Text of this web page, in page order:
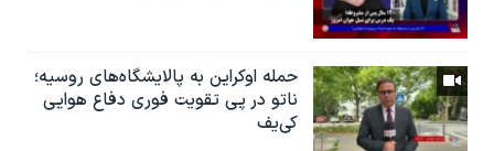
حمله اوکراین به پالایشگاه‌های روسیه؛
ناتو در پی تقویت فوری دفاع هوایی
کی‌یف